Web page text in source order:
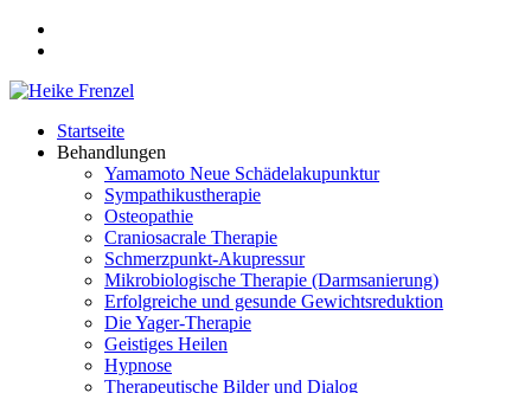
Startseite
Behandlungen
Yamamoto Neue Schädelakupunktur
Sympathikustherapie
Osteopathie
Craniosacrale Therapie
Schmerzpunkt-Akupressur
Mikrobiologische Therapie (Darmsanierung)
Erfolgreiche und gesunde Gewichtsreduktion
Die Yager-Therapie
Geistiges Heilen
Hypnose
Therapeutische Bilder und Dialog